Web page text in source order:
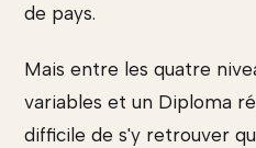
de pays.
Mais entre les quatre
variables et un Diploma
difficile de s'y retrouver